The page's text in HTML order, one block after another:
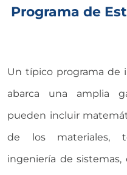
Programa de
Un típico programa de
abarca una amplia
pueden incluir
de los materiales,
ingeniería de